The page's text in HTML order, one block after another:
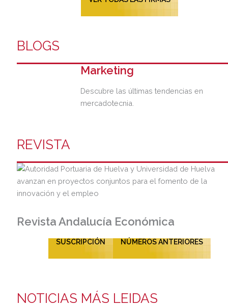
BLOGS
Marketing
Descubre las últimas tendencias en
mercadotecnia.
REVISTA
Revista Andalucía Económica
SUSCRIPCIÓN NÚMEROS ANTERIORES
NOTICIAS MÁS LEIDAS